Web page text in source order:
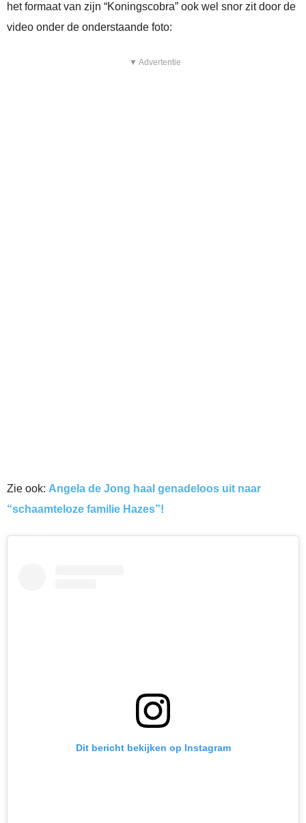
het formaat van zijn “Koningscobra” ook wel snor zit door de
video onder de onderstaande foto:
▼ Advertentie
Zie ook: Angela de Jong haal genadeloos uit naar
“schaamteloze familie Hazes”!
Dit bericht bekijken op Instagram